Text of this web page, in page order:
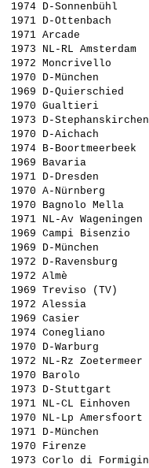
1974 D-Sonnenbühl
1971 D-Ottenbach
1971 Arcade
1973 NL-RL
1972 Moncrivello
1970 D-München
1969 D-Quierschied
1970 Gualtieri
1973 D-
1970 D-Aichach
1974 B-
1969 Bavaria
1971 D-Dresden
1970 A-Nürnberg
1970 Bagnolo Mella
1971 NL-Av
1969 Campi
1969 D-München
1972 D-Ravensburg
1972 Almè
1969 Treviso (TV)
1972 Alessia
1969 Casier
1974 Conegliano
1970 D-Warburg
1972 NL-Rz
1970 Barolo
1973 D-Stuttgart
1971 NL-CL
1970 NL-Lp
1971 D-München
1970 Firenze
1973 Corlo di